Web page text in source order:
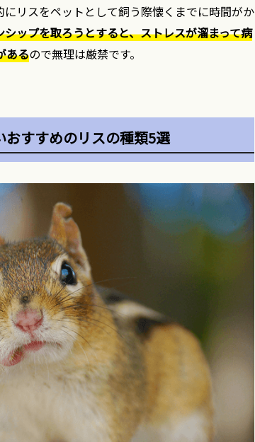
リスをペットとして飼う際懐くまでに時間がか
シップを取ろうとすると、ストレスが溜まって病
あるので無理は厳禁です。
すすめのリスの種類5選